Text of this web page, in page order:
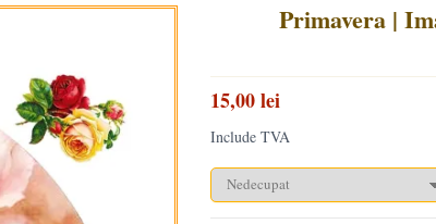
Primavera |
15,00 lei
Include TVA